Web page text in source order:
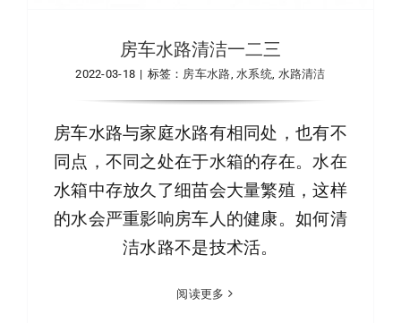
房车水路清洁一二三
2022-03-18 | 标签： 房车水路 水系统, 水路清洁
房车水路与家庭水路有相同处，也有不
同点，不同之处在于水箱的存在。水在
水箱中存放久了细苗会大量繁殖，这样
的水会严重影响房车人的健康。如何清
洁水路不是技术活。
阅读更多